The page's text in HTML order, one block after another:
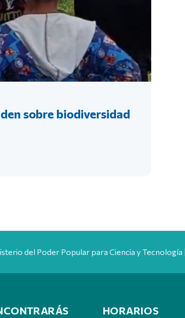
sobre biodiversidad
del Poder Popular para Ciencia y
HORARIOS